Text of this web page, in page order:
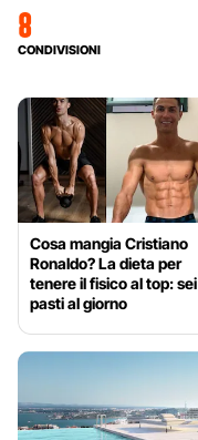
8
CONDIVISIONI
Cosa mangia Cristiano
Ronaldo? La dieta per
tenere il fisico al top: sei
pasti al giorno